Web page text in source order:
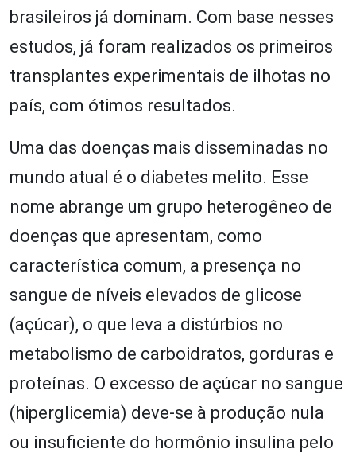
brasileiros já dominam. Com base nesses
estudos, já foram realizados os primeiros
transplantes experimentais de ilhotas no
país, com ótimos resultados.
Uma das doenças mais disseminadas no
mundo atual é o diabetes melito. Esse
nome abrange um grupo heterogêneo de
doenças que apresentam, como
característica comum, a presença no
sangue de níveis elevados de glicose
(açúcar), o que leva a distúrbios no
metabolismo de carboidratos, gorduras e
proteínas. O excesso de açúcar no sangue
(hiperglicemia) deve-se à produção nula
ou insuficiente do hormônio insulina pelo